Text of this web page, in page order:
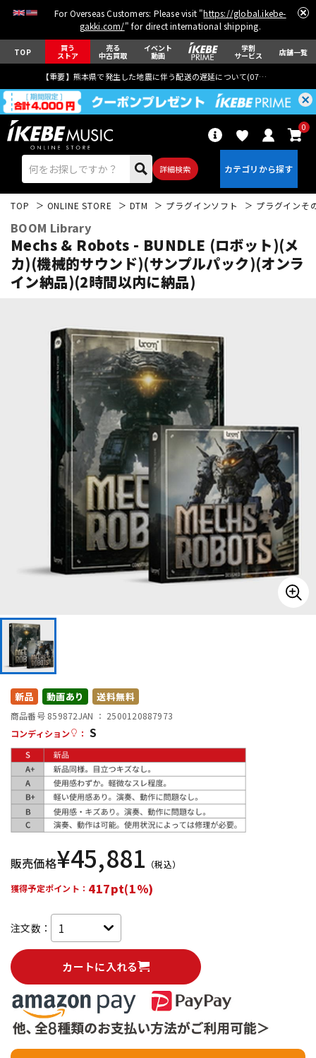
For Overseas Customers: Please visit "https://global.ikebe-
gakki.com/" for direct international shipping.
TOP 買う
ストア
売る
中古買取
イベント
動画
学割
サービス 店舗一覧
【重要】熊本県で発生した地震に伴う配送の遅延について(07月29日
詳細検索
0
エレキギター
ベース ウクレレ
ドラム パーカッション
キーボード 電子ピアノ
管楽器 その他楽器
アンプ エフェクター
配信/ライブ機器
TOP ONLINE STORE DTM プラグインソフト プラグインそ
BOOM Library
Mechs & Robots - BUNDLE (ロボット)(メ
カ)(機械的サウンド)(サンプルパック)(オンラ
イン納品)(2時間以内に納品)
新品 動画あり 送料無料
商品番号 859872JAN ： 2500120887973
コンディション
： S
販売価格¥45,881 （税込）
獲得予定ポイント： 417pt(1%)
注文数：
カートに入れる